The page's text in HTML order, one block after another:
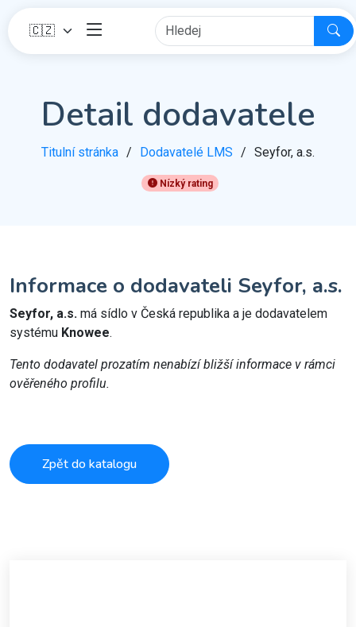
Detail dodavatele
Titulní stránka Dodavatelé LMS Seyfor, a.s.
Nízký rating
Informace o dodavateli Seyfor, a.s.
Seyfor, a.s. má sídlo v Česká republika a je dodavatelem
systému Knowee.
Tento dodavatel prozatím nenabízí bližší informace v rámci
ověřeného profilu.
Zpět do katalogu